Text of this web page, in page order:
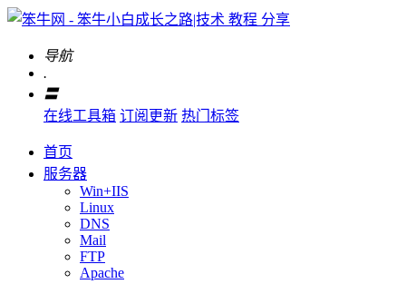
导航
.
〓
在线工具箱 订阅更新 热门标签
首页
服务器
Win+IIS
Linux
DNS
Mail
FTP
Apache